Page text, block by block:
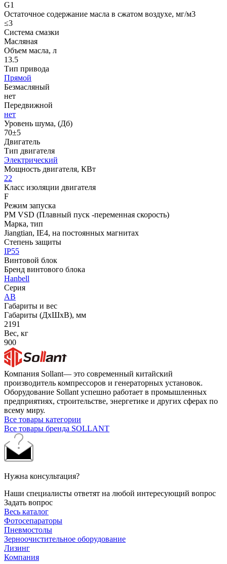
G1
Остаточное содержание масла в сжатом воздухе, мг/м3
≤3
Система смазки
Масляная
Объем масла, л
13.5
Тип привода
Прямой
Безмасляный
нет
Передвижной
нет
Уровень шума, (Дб)
70±5
Двигатель
Тип двигателя
Электрический
Мощность двигателя, КВт
22
Класс изоляции двигателя
F
Режим запуска
PM VSD (Плавный пуск -переменная скорость)
Марка, тип
Jiangtian, IE4, на постоянных магнитах
Степень защиты
IP55
Винтовой блок
Бренд винтового блока
Hanbell
Серия
AB
Габариты и вес
Габариты (ДхШхВ), мм
2191
Вес, кг
900
Компания Sollant— это современный китайский
производитель компрессоров и генераторных установок.
Оборудование Sollant успешно работает в промышленных
предприятиях, строительстве, энергетике и других сферах по
всему миру.
Все товары категории
Все товары бренда SOLLANT
Нужна консультация?
Наши специалисты ответят на любой интересующий вопрос
Задать вопрос
Весь каталог
Фотосепараторы
Пневмостолы
Зерноочистительное оборудование
Лизинг
Компания